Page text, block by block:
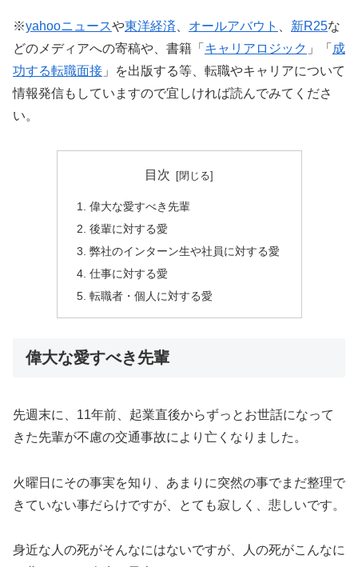
※yahooニュースや東洋経済 オールアバウト 新R25な
どのメディアへの寄稿や、書籍「 キャリアロジック 」「 成
功する転職面接 」を出版する等、転職やキャリアについて
情報発信もしていますので宜しければ読んでみてくださ
い。
目次
偉大な愛すべき先輩
後輩に対する愛
弊社のインターン生や社員に対する愛
仕事に対する愛
転職者・個人に対する愛
偉大な愛すべき先輩
先週末に、11年前、起業直後からずっとお世話になって
きた先輩が不慮の交通事故により亡くなりました。
火曜日にその事実を知り、あまりに突然の事でまだ整理で
きていない事だらけですが、とても寂しく、悲しいです。
身近な人の死がそんなにはないですが、人の死がこんなに